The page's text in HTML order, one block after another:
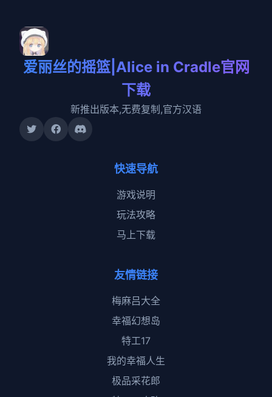
爱丽丝的摇篮|Alice in Cradle官网
下载
新推出版本,无费复制,官方汉语
快速导航
游戏说明
玩法攻略
马上下载
友情链接
梅麻吕大全
幸福幻想岛
特工17
我的幸福人生
极品采花郎